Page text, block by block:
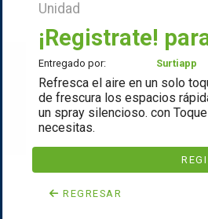
Unidad
¡Registrate!
Entregado por: Surtiapp
Refresca el aire en un solo
de frescura los espacios
un spray silencioso. con
necesitas.
REGRESAR